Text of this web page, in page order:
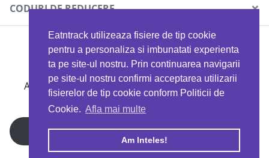
Eatntrack utilizeaza fisiere de tip cookie
pentru a personaliza si imbunatati experienta
ta pe site-ul nostru. Prin continuarea navigarii
pe site-ul nostru confirmi acceptarea utilizarii
fisierelor de tip cookie conform Politicii de
Cookie. Afla mai multe
Am Inteles!
Politica de confidențialitate
Copyright © 2026 EAT & TRACK S.R.L
CODURI DE REDUCERE ×
MYPROTEIN
Ai 40%reducere la orice comandă folosind codul
EATTRACK
Profită acum